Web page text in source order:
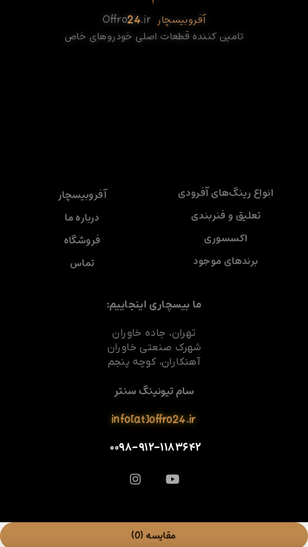
آفروبیسچار Offro24.ir
تامین کننده قطعات اصلی خودروهای خاص
انواع رینگ‌های آفرودی
تعلیق و فنربندی
اکسسوری
برندهای موجود
آفروبیسچار
درباره ما
فروشگاه
تماس
ما بیسچاری اینجاییم:
تهران، جاده خاوران
شهرک صنعتی خاوران
آهنکاران، کوچه پنجم
سام تیونینگ سنتر
info[at]offro24.ir
۰۰۹۸-۹۱۲-۱۱۸۳۶۴۲
مقایسه(0)